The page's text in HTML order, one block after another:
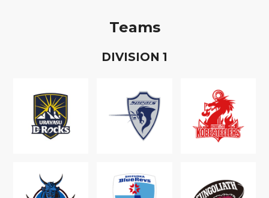
Teams
DIVISION 1